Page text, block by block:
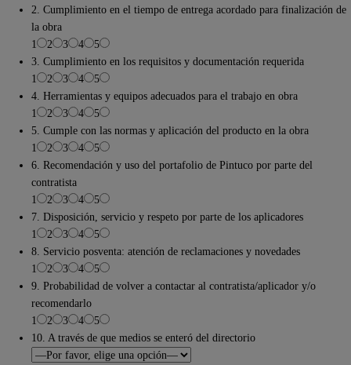
2. Cumplimiento en el tiempo de entrega acordado para finalización de
la obra
1
2 3 4
5
3. Cumplimiento en los requisitos y documentación requerida
1
2 3 4
5
4. Herramientas y equipos adecuados para el trabajo en obra
1
2 3 4
5
5. Cumple con las normas y aplicación del producto en la obra
1
2 3 4
5
6. Recomendación y uso del portafolio de Pintuco por parte del
contratista
1
2 3 4
5
7. Disposición, servicio y respeto por parte de los aplicadores
1
2 3 4
5
8. Servicio posventa: atención de reclamaciones y novedades
1
2 3 4
5
9. Probabilidad de volver a contactar al contratista/aplicador y/o
recomendarlo
1
2 3 4
5
10. A través de que medios se enteró del directorio